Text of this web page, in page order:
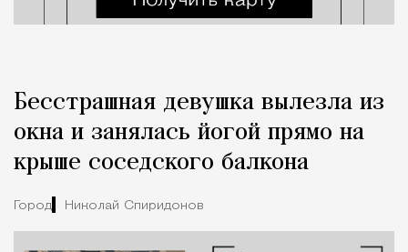
Бесстрашная девушка вылезла из
окна и занялась йогой прямо на
крыше соседского балкона
Город Николай Спиридонов